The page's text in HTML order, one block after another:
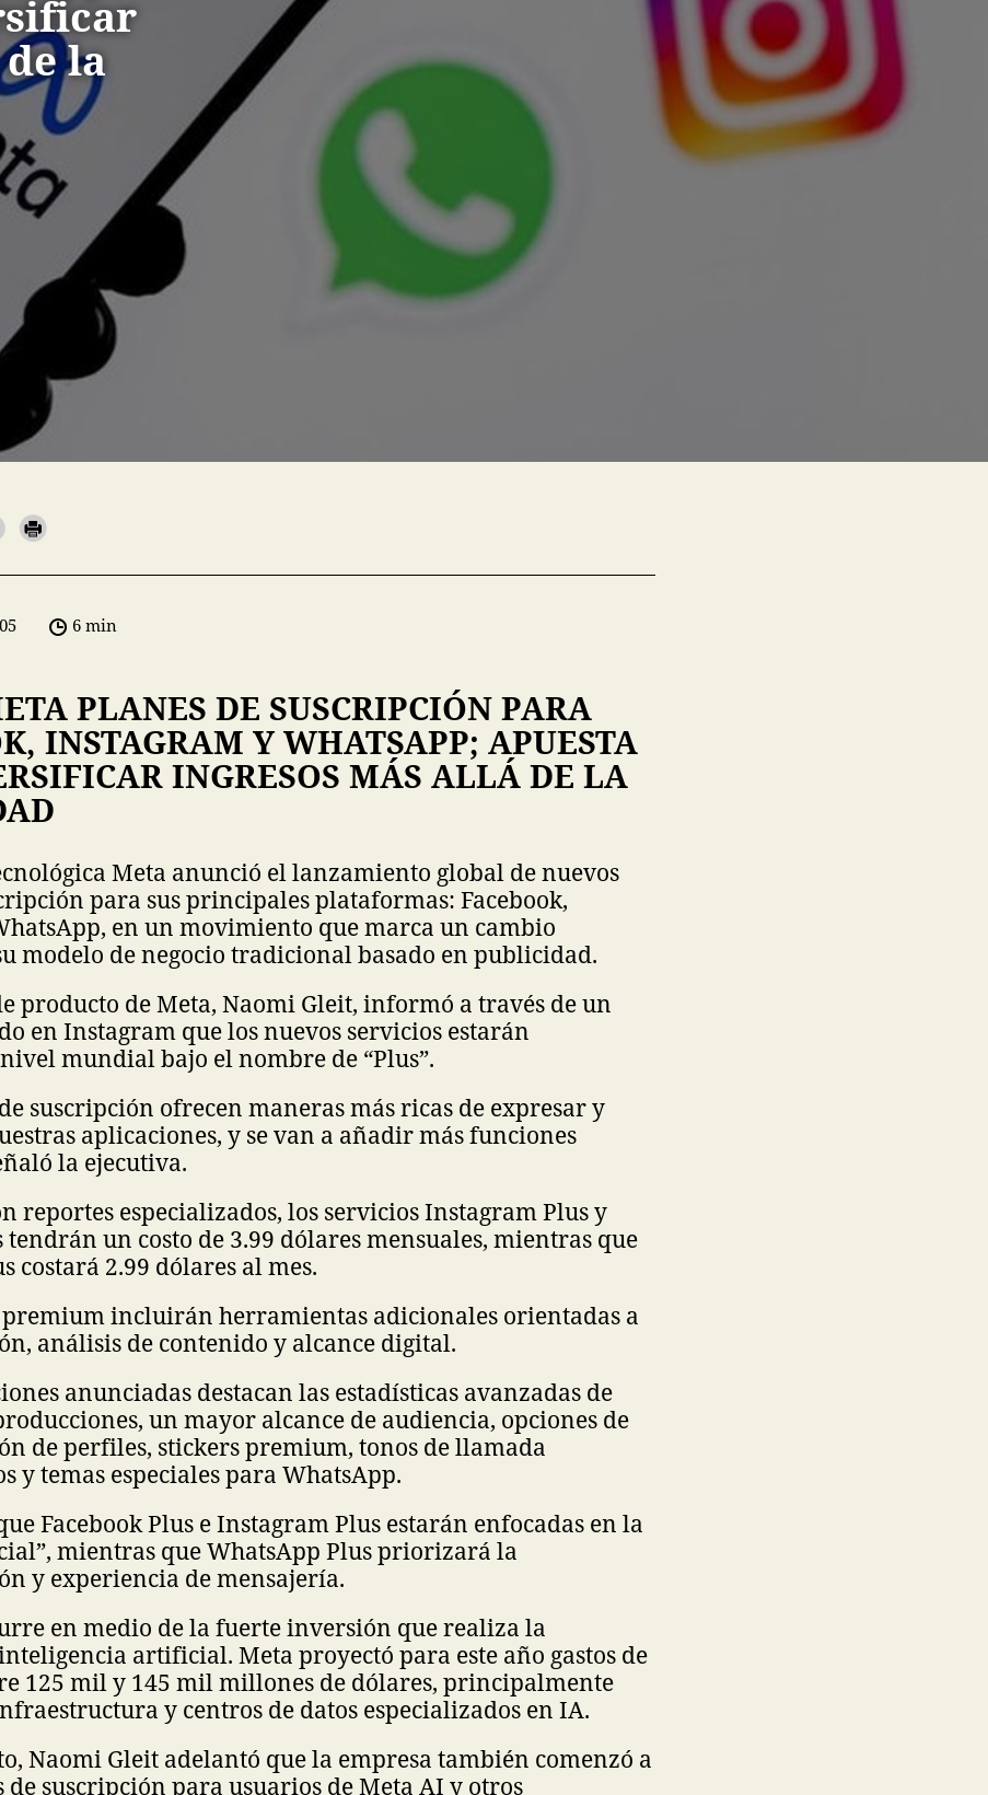
la
6 min
PLANES DE SUSCRIPCIÓN PARA
INSTAGRAM Y WHATSAPP; APUESTA
INGRESOS MÁS ALLÁ DE LA
Meta anunció el lanzamiento global de nuevos
para sus principales plataformas: Facebook,
en un movimiento que marca un cambio
modelo de negocio tradicional basado en publicidad.
producto de Meta, Naomi Gleit, informó a través de un
en Instagram que los nuevos servicios estarán
mundial bajo el nombre de “Plus”.
suscripción ofrecen maneras más ricas de expresar y
aplicaciones, y se van a añadir más funciones
la ejecutiva.
reportes especializados, los servicios Instagram Plus y
tendrán un costo de 3.99 dólares mensuales, mientras que
costará 2.99 dólares al mes.
premium incluirán herramientas adicionales orientadas a
análisis de contenido y alcance digital.
anunciadas destacan las estadísticas avanzadas de
un mayor alcance de audiencia, opciones de
de perfiles, stickers premium, tonos de llamada
y temas especiales para WhatsApp.
Facebook Plus e Instagram Plus estarán enfocadas en la
mientras que WhatsApp Plus priorizará la
y experiencia de mensajería.
en medio de la fuerte inversión que realiza la
artificial. Meta proyectó para este año gastos de
125 mil y 145 mil millones de dólares, principalmente
y centros de datos especializados en IA.
Naomi Gleit adelantó que la empresa también comenzó a
suscripción para usuarios de Meta AI y otros